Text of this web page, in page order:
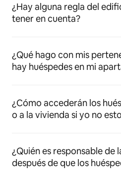
¿Hay alguna regla del
tener en cuenta?
¿Qué hago con mis
hay huéspedes en mi
¿Cómo accederán los
o a la vivienda si yo no
¿Quién es responsable de
después de que los